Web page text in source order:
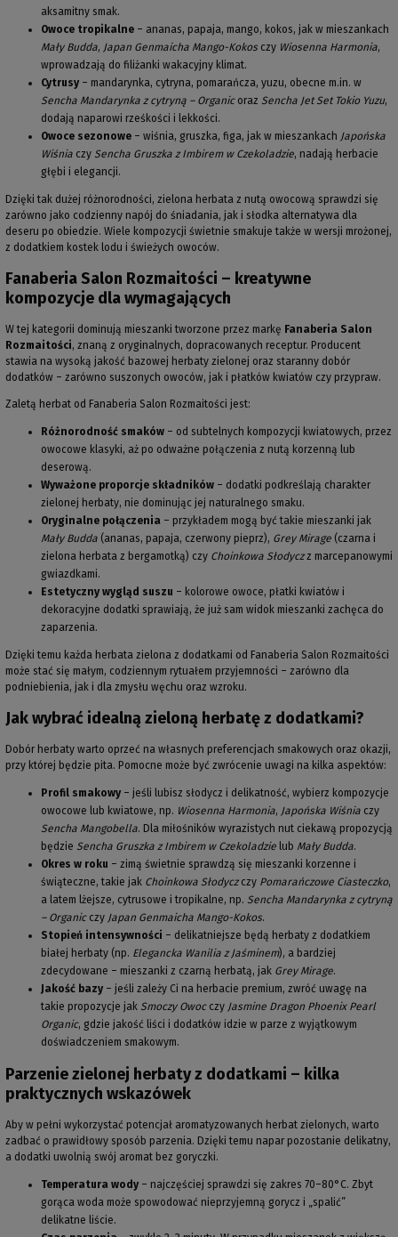
aksamitny smak.
Owoce tropikalne – ananas, papaja, mango, kokos, jak w mieszankach
Mały Budda, Japan Genmaicha Mango-Kokos czy Wiosenna Harmonia,
wprowadzają do filiżanki wakacyjny klimat.
Cytrusy – mandarynka, cytryna, pomarańcza, yuzu, obecne m.in. w
Sencha Mandarynka z cytryną – Organicoraz Sencha Jet Set Tokio Yuzu,
dodają naparowi rześkości i lekkości.
Owoce sezonowe – wiśnia, gruszka, figa, jak w mieszankach Japońska
Wiśnia czy Sencha Gruszka z Imbirem w Czekoladzie, nadają herbacie
głębi i elegancji.
Dzięki tak dużej różnorodności, zielona herbata z nutą owocową sprawdzi się
zarówno jako codzienny napój do śniadania, jak i słodka alternatywa dla
deseru po obiedzie. Wiele kompozycji świetnie smakuje także w wersji mrożonej,
z dodatkiem kostek lodu i świeżych owoców.
Fanaberia Salon Rozmaitości – kreatywne
kompozycje dla wymagających
W tej kategorii dominują mieszanki tworzone przez markę Fanaberia Salon
Rozmaitości, znaną z oryginalnych, dopracowanych receptur. Producent
stawia na wysoką jakość bazowej herbaty zielonej oraz staranny dobór
dodatków – zarówno suszonych owoców, jak i płatków kwiatów czy przypraw.
Zaletą herbat od Fanaberia Salon Rozmaitości jest:
Różnorodność smaków – od subtelnych kompozycji kwiatowych, przez
owocowe klasyki, aż po odważne połączenia z nutą korzenną lub
deserową.
Wyważone proporcje składników – dodatki podkreślają charakter
zielonej herbaty, nie dominując jej naturalnego smaku.
Oryginalne połączenia – przykładem mogą być takie mieszanki jak
Mały Budda (ananas, papaja, czerwony pieprz), Grey Mirage (czarna i
zielona herbata z bergamotką) czy Choinkowa Słodyczz marcepanowymi
gwiazdkami.
Estetyczny wygląd suszu – kolorowe owoce, płatki kwiatów i
dekoracyjne dodatki sprawiają, że już sam widok mieszanki zachęca do
zaparzenia.
Dzięki temu każda herbata zielona z dodatkami od Fanaberia Salon Rozmaitości
może stać się małym, codziennym rytuałem przyjemności – zarówno dla
podniebienia, jak i dla zmysłu węchu oraz wzroku.
Jak wybrać idealną zieloną herbatę z dodatkami?
Dobór herbaty warto oprzeć na własnych preferencjach smakowych oraz okazji,
przy której będzie pita. Pomocne może być zwrócenie uwagi na kilka aspektów:
Profil smakowy – jeśli lubisz słodycz i delikatność, wybierz kompozycje
owocowe lub kwiatowe, np. Wiosenna Harmonia, Japońska Wiśnia czy
Sencha Mangobella. Dla miłośników wyrazistych nut ciekawą propozycją
będzie Sencha Gruszka z Imbirem w Czekoladzie lub Mały Budda.
Okres w roku – zimą świetnie sprawdzą się mieszanki korzenne i
świąteczne, takie jak Choinkowa Słodyczczy Pomarańczowe Ciasteczko,
a latem lżejsze, cytrusowe i tropikalne, np. Sencha Mandarynka z cytryną
– Organicczy Japan Genmaicha Mango-Kokos.
Stopień intensywności – delikatniejsze będą herbaty z dodatkiem
białej herbaty (np. Elegancka Wanilia z Jaśminem), a bardziej
zdecydowane – mieszanki z czarną herbatą, jak Grey Mirage.
Jakość bazy – jeśli zależy Ci na herbacie premium, zwróć uwagę na
takie propozycje jak Smoczy Owocczy Jasmine Dragon Phoenix Pearl
Organic, gdzie jakość liści i dodatków idzie w parze z wyjątkowym
doświadczeniem smakowym.
Parzenie zielonej herbaty z dodatkami – kilka
praktycznych wskazówek
Aby w pełni wykorzystać potencjał aromatyzowanych herbat zielonych, warto
zadbać o prawidłowy sposób parzenia. Dzięki temu napar pozostanie delikatny,
a dodatki uwolnią swój aromat bez goryczki.
Temperatura wody – najczęściej sprawdzi się zakres 70–80°C. Zbyt
gorąca woda może spowodować nieprzyjemną gorycz i „spalić”
delikatne liście.